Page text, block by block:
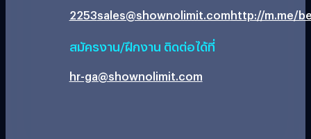
2253sales@shownolimit.comhttp://m.me/
สมัครงาน/ฝึกงาน ติดต่อได้ที่
hr-ga@shownolimit.com